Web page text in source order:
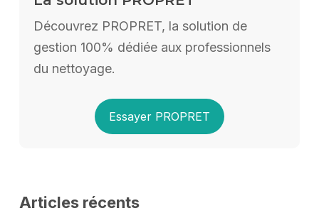
Découvrez PROPRET, la solution de
gestion 100% dédiée aux professionnels
du nettoyage.
Essayer PROPRET
Articles récents